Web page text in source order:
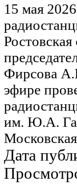
15 мая
Фирсова
эфире
им. Ю.А.
Дата